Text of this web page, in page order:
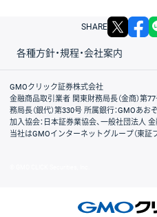
SHARE X
各種方針・規程・会社案内
取引規程・約款
サイトマップ
その他のご案内
個人情報保護方針
最良執行方針
サイトのご利用について
ディスクレイマー
信託保全
リスク説明
会社案内
GMOクリック証券株式会社
金融商品取引業者 関東財務局長（金商）第
務局長（銀代）第330号 所属銀行：GMOあ
加入協会：日本証券業協会、一般社団法人
当社はGMOインターネットグループ（東証